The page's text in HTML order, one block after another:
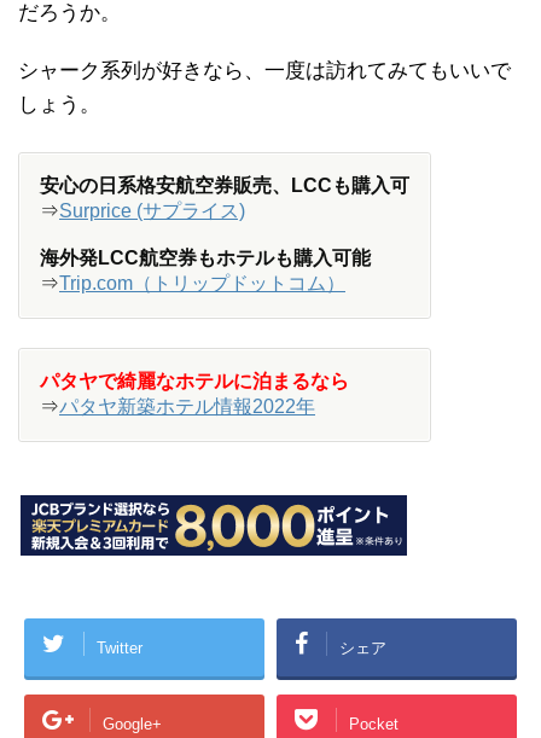
だろうか。
シャーク系列が好きなら、一度は訪れてみてもいいで
しょう。
安心の日系格安航空券販売、LCCも購入可
⇒Surprice (サプライス)
海外発LCC航空券もホテルも購入可能
⇒Trip.com（トリップドットコム）
パタヤで綺麗なホテルに泊まるなら
⇒パタヤ新築ホテル情報2022年
Twitter シェア
Google+ Pocket